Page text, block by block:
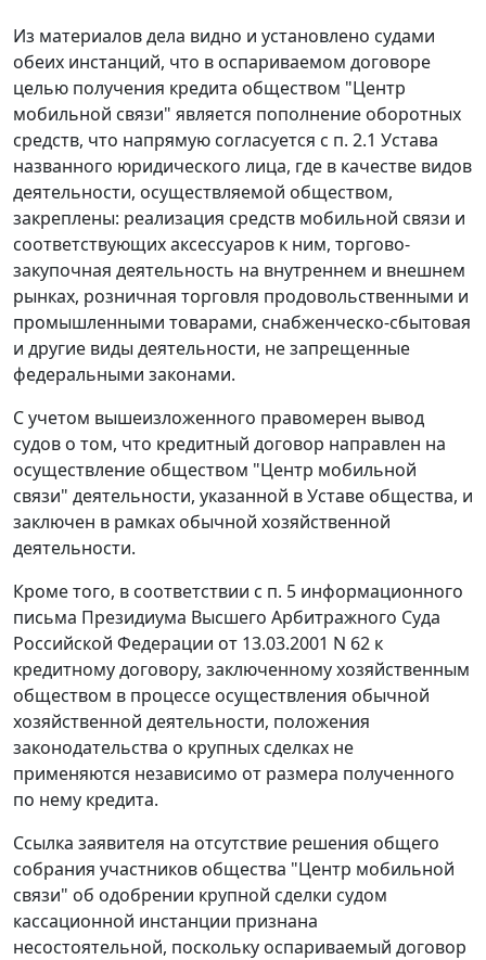
Из материалов дела видно и установлено судами
обеих инстанций, что в оспариваемом договоре
целью получения кредита обществом "Центр
мобильной связи" является пополнение оборотных
средств, что напрямую согласуется с п. 2.1 Устава
названного юридического лица, где в качестве видов
деятельности, осуществляемой обществом,
закреплены: реализация средств мобильной связи и
соответствующих аксессуаров к ним, торгово-
закупочная деятельность на внутреннем и внешнем
рынках, розничная торговля продовольственными и
промышленными товарами, снабженческо-сбытовая
и другие виды деятельности, не запрещенные
федеральными законами.
С учетом вышеизложенного правомерен вывод
судов о том, что кредитный договор направлен на
осуществление обществом "Центр мобильной
связи" деятельности, указанной в Уставе общества, и
заключен в рамках обычной хозяйственной
деятельности.
Кроме того, в соответствии с п. 5 информационного
письма Президиума Высшего Арбитражного Суда
Российской Федерации от 13.03.2001 N 62 к
кредитному договору, заключенному хозяйственным
обществом в процессе осуществления обычной
хозяйственной деятельности, положения
законодательства о крупных сделках не
применяются независимо от размера полученного
по нему кредита.
Ссылка заявителя на отсутствие решения общего
собрания участников общества "Центр мобильной
связи" об одобрении крупной сделки судом
кассационной инстанции признана
несостоятельной, поскольку оспариваемый договор